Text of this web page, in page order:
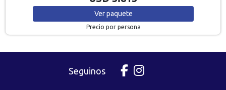
Verpaquete
Precio por persona
Seguinos